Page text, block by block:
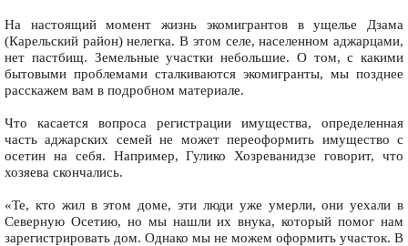
На настоящий момент жизнь экомигрантов в ущелье Дзама
(Карельский район) нелегка. В этом селе, населенном аджарцами,
нет пастбищ. Земельные участки небольшие. О том, с какими
бытовыми проблемами сталкиваются экомигранты, мы позднее
расскажем вам в подробном материале.
Что касается вопроса регистрации имущества, определенная
часть аджарских семей не может переоформить имущество с
осетин на себя. Например, Гулико Хозреванидзе говорит, что
хозяева скончались.
«Те, кто жил в этом доме, эти люди уже умерли, они уехали в
Северную Осетию, но мы нашли их внука, который помог нам
зарегистрировать дом. Однако мы не можем оформить участок. В